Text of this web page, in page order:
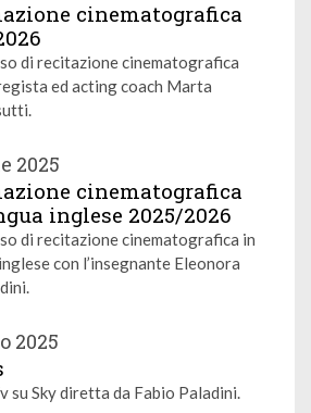
cinematografica
di recitazione cinematografica
ed acting coach Marta
2025
cinematografica
inglese 2025/2026
di recitazione cinematografica in
con l’insegnante Eleonora
2025
su Sky diretta da Fabio Paladini.